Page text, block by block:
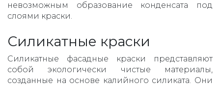
невозможным образование конденсата под
слоями краски.
Силикатные краски
Силикатные фасадные краски представляют
собой экологически чистые материалы,
созданные на основе калийного силиката. Они